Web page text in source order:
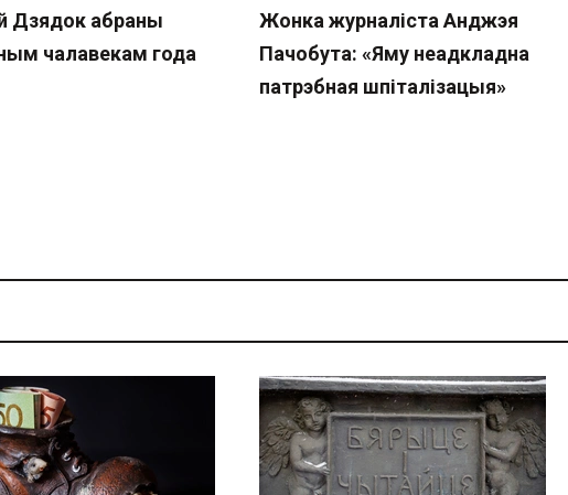
Дзядок абраны
чалавекам года
Жонка журналіста Анджэя
Пачобута: «Яму неадкладна
патрэбная шпіталізацыя»